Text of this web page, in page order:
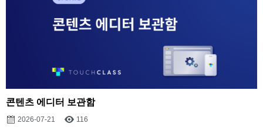
콘텐츠 에디터 보관함
2026-07-21 116